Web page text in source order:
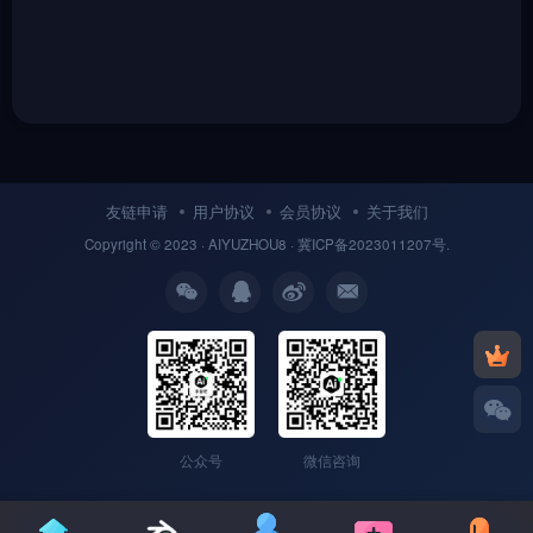
友链申请 用户协议 会员协议 关于我们
Copyright © 2023 · AIYUZHOU8 · 冀ICP备2023011207号.
公众号 微信咨询